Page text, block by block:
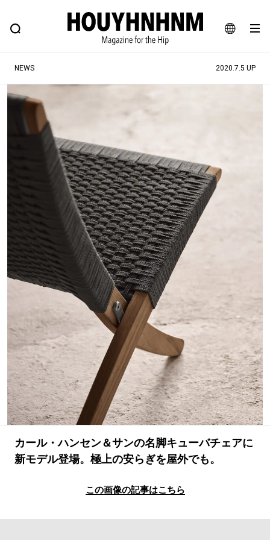
JA
EN
FEATURE BLOG SNAP
ヒップなファッション、カルチャー、ライフスタイルWEBマガジン
#注目のタグ
#SHOPPING ADDICT
#ESSENTIAL DESIGNS #古着サミット
#NEW VINTAGE #マイナーグッド図鑑
#路地裏てぃーん。 #MONTHLY JOURNAL
#GH 銘品の所以 #フイナムのYouTube
#Commune H #FOCUS IT #AH.H
#ととけん #FASHION #MUSIC
#LIFESTYLE #SNEAKER #OUTDOOR
#SPORTS #HANDSOME HANDBOOK
NEWS 2020.7.5 UP
カール・ハンセン＆サンの名脚キューバチェアに
新モデル登場。極上の安らぎを屋外でも。
この画像の記事はこちら